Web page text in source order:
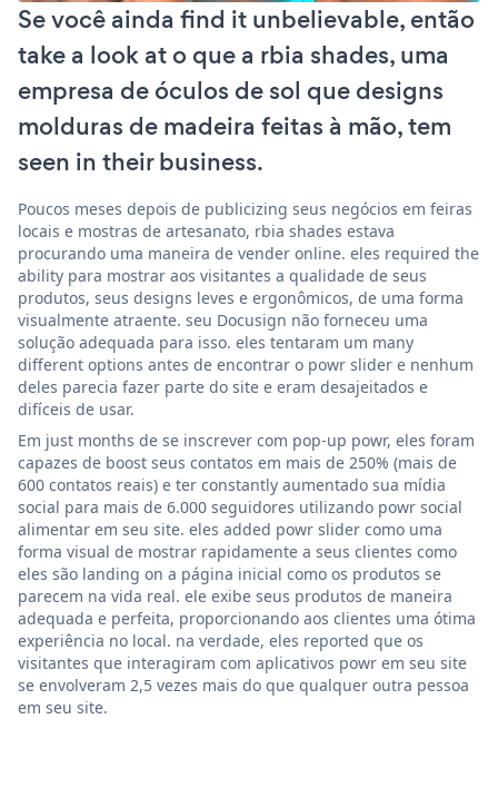
Se você ainda find it unbelievable, então
take a look at o que a rbia shades, uma
empresa de óculos de sol que designs
molduras de madeira feitas à mão, tem
seen in their business.
Poucos meses depois de publicizing seus negócios em feiras
locais e mostras de artesanato, rbia shades estava
procurando uma maneira de vender online. eles required the
ability para mostrar aos visitantes a qualidade de seus
produtos, seus designs leves e ergonômicos, de uma forma
visualmente atraente. seu Docusign não forneceu uma
solução adequada para isso. eles tentaram um many
different options antes de encontrar o powr slider e nenhum
deles parecia fazer parte do site e eram desajeitados e
difíceis de usar.
Em just months de se inscrever com pop-up powr, eles foram
capazes de boost seus contatos em mais de 250% (mais de
600 contatos reais) e ter constantly aumentado sua mídia
social para mais de 6.000 seguidores utilizando powr social
alimentar em seu site. eles added powr slider como uma
forma visual de mostrar rapidamente a seus clientes como
eles são landing on a página inicial como os produtos se
parecem na vida real. ele exibe seus produtos de maneira
adequada e perfeita, proporcionando aos clientes uma ótima
experiência no local. na verdade, eles reported que os
visitantes que interagiram com aplicativos powr em seu site
se envolveram 2,5 vezes mais do que qualquer outra pessoa
em seu site.